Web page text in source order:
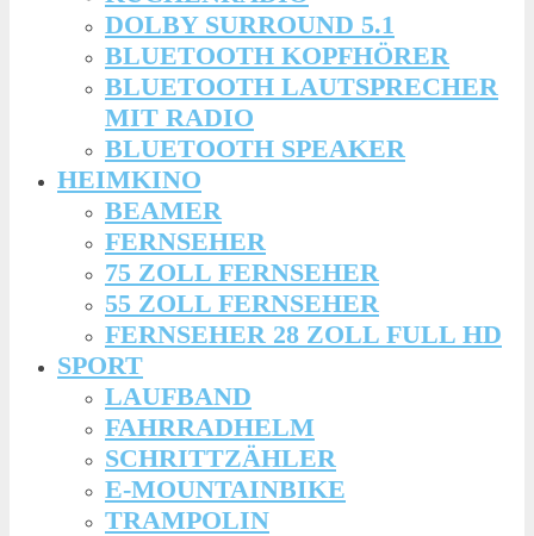
DOLBY SURROUND 5.1
BLUETOOTH KOPFHÖRER
BLUETOOTH LAUTSPRECHER
MIT RADIO
BLUETOOTH SPEAKER
HEIMKINO
BEAMER
FERNSEHER
75 ZOLL FERNSEHER
55 ZOLL FERNSEHER
FERNSEHER 28 ZOLL FULL HD
SPORT
LAUFBAND
FAHRRADHELM
SCHRITTZÄHLER
E-MOUNTAINBIKE
TRAMPOLIN